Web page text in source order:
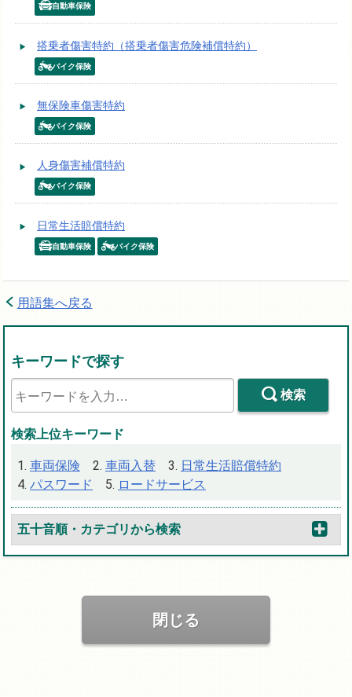
自動車保険
搭乗者傷害特約（搭乗者傷害危険補償特約）
バイク保険
無保険車傷害特約
バイク保険
人身傷害補償特約
バイク保険
日常生活賠償特約
自動車保険 バイク保険
用語集へ戻る
キーワードで探す
検索
検索上位キーワード
車両保険 車両入替
日常生活賠償特約
パスワード
ロードサービス
五十音順・カテゴリから検索
閉じる